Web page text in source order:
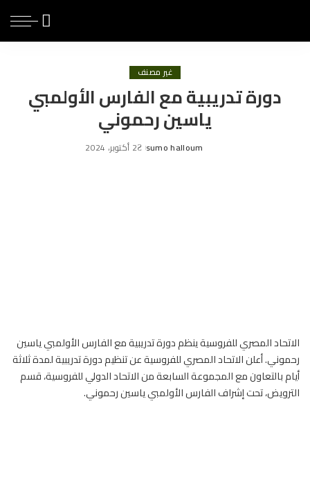
غير مصنف
دورة تدريبية مع الفارس الأولمبي
ياسين رحموني
Posted
sumo halloum 2 أكتوبر، 2024
الاتحاد المصري للفروسية ينظم دورة تدريبية معالفارسالأولمبي ياسين
رحموني. أعلن الاتحاد المصري للفروسية عن تنظيم دورة تدريبية لمدة ثلاثة
أيام بالتعاون مع المجموعة السابعة من الاتحاد الدولي للفروسية، قسم
الترويض، تحت إشراف الفارس الأولمبي ياسين رحموني.